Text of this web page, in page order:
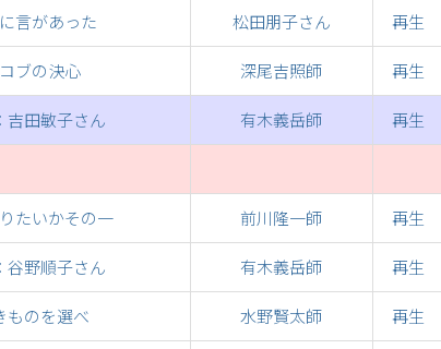
言があった 松田朋子さん 再生
ブの決心 深尾吉照師 再生
吉田敏子さん 有木義岳師 再生
たいかその一 前川隆一師 再生
谷野順子さん 有木義岳師 再生
ものを選べ 水野賢太師 再生